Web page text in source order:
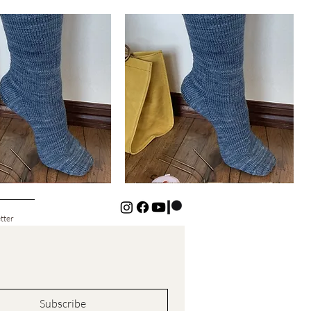
Basic
Down
Kids
Socks
Subscribe